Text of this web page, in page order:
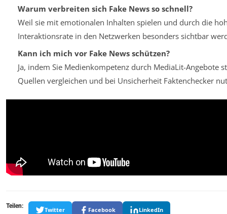
Warum verbreiten sich Fake News so schnell?
Weil sie mit emotionalen Inhalten spielen und durch die
Interaktionsrate in den Netzwerken besonders sichtbar
Kann ich mich vor Fake News schützen?
Ja, indem Sie Medienkompetenz durch MediaLit-Angebote
Quellen vergleichen und bei Unsicherheit Faktenchecker
Teilen: Twitter Facebook LinkedIn